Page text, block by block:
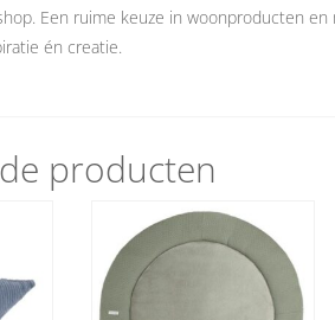
Een ruime keuze in woonproducten
én creatie.
producten